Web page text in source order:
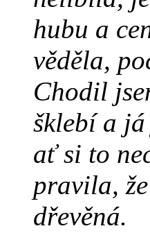
hubu a
věděla,
Chodil
šklebí a
ať si to
pravila,
dřevěná.